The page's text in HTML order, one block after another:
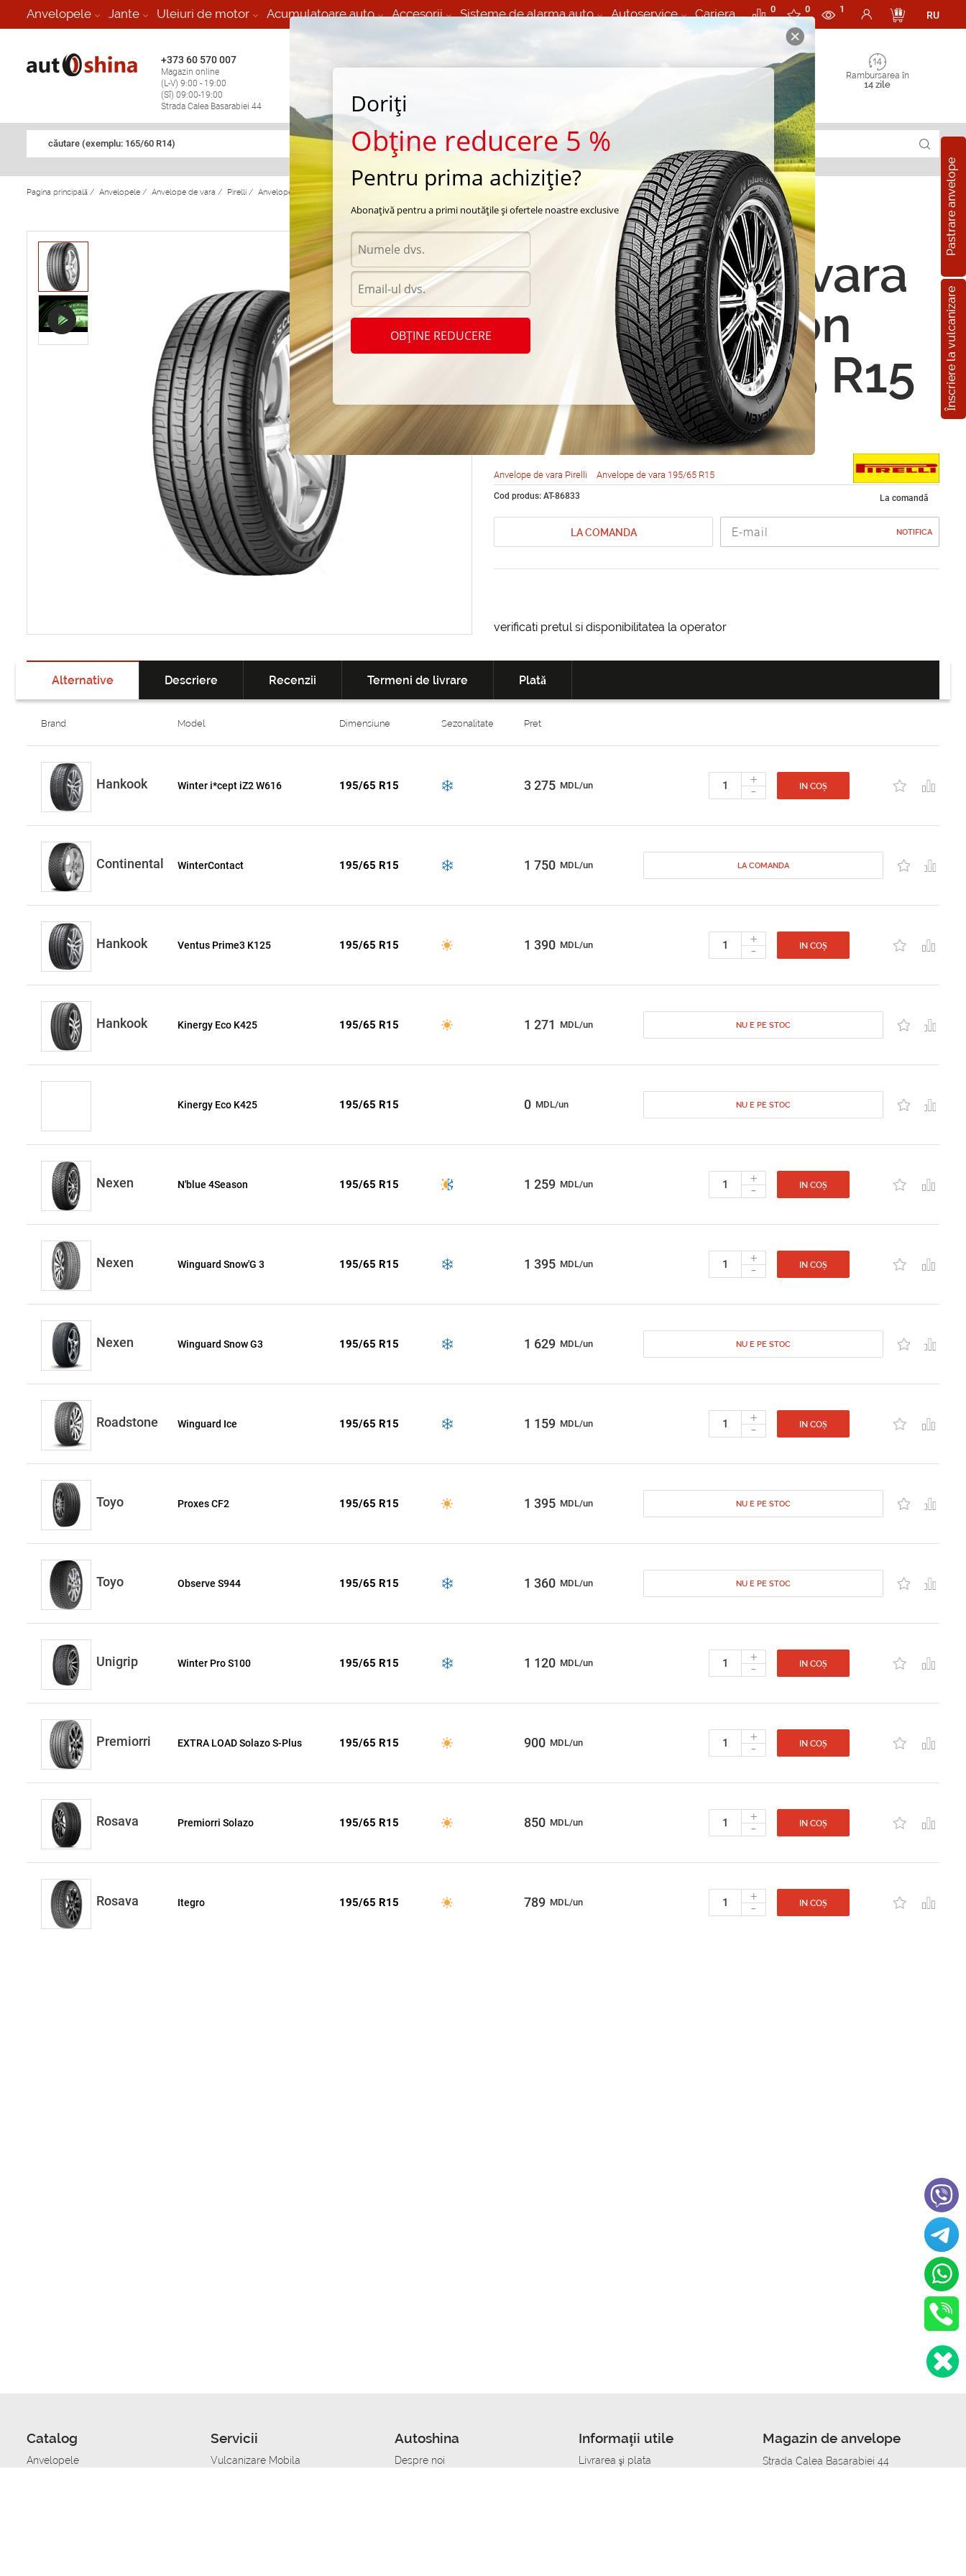
Anvelopele Jante Uleiuri de motor Acumulatoare auto Accesorii Sisteme de alarma auto Autoservice Cariera 0 0 1
RU
+373 60 570 007
Magazin online
(L-V) 9:00 - 19:00
(Sî) 09:00-19:00
Strada Calea Basarabiei 44
Vulcanizare Mobila 24/7 non
Rambursarea în
14 zile
căutare (exemplu: 165/60 R14)
Pastrare anvelope
Înscriere la vulcanizare
Pagina principală / Anvelopele / Anvelope de vara / Pirelli / Anvelope de vara Pirelli Pirelli Scorpion Verde 195/65 R15 91V
Anvelope de vara
Pirelli Scorpion
Verde 195/65 R15
91V
Anvelope de vara Pirelli Anvelope de vara 195/65 R15
Cod produs: AT-86833 La comandă
LA COMANDA NOTIFICA
verificati pretul si disponibilitatea la operator
Alternative Descriere Recenzii Termeni de livrare Plată
Brand Model Dimensiune Sezonalitate Pret
Hankook Winter i*cept iZ2 W616 195/65 R15 3 275 MDL/un +
- IN COȘ
Continental WinterContact 195/65 R15 1 750 MDL/un LA COMANDA
Hankook Ventus Prime3 K125 195/65 R15 1 390 MDL/un +
- IN COȘ
Hankook Kinergy Eco K425 195/65 R15 1 271 MDL/un NU E PE STOC
Kinergy Eco K425 195/65 R15 0 MDL/un NU E PE STOC
Nexen N'blue 4Season 195/65 R15 1 259 MDL/un +
- IN COȘ
Nexen Winguard Snow'G 3 195/65 R15 1 395 MDL/un +
- IN COȘ
Nexen Winguard Snow G3 195/65 R15 1 629 MDL/un NU E PE STOC
Roadstone Winguard Ice 195/65 R15 1 159 MDL/un +
- IN COȘ
Toyo Proxes CF2 195/65 R15 1 395 MDL/un NU E PE STOC
Toyo Observe S944 195/65 R15 1 360 MDL/un NU E PE STOC
Unigrip Winter Pro S100 195/65 R15 1 120 MDL/un +
- IN COȘ
Premiorri EXTRA LOAD Solazo S-Plus 195/65 R15 900 MDL/un +
- IN COȘ
Rosava Premiorri Solazo 195/65 R15 850 MDL/un +
- IN COȘ
Rosava Itegro 195/65 R15 789 MDL/un +
- IN COȘ
Catalog
Anvelopele
Servicii
Vulcanizare Mobila
Autoshina
Despre noi
Informații utile
Livrarea şi plata
Magazin de anvelope
Strada Calea Basarabiei 44
Doriți
Obține reducere 5 %
Pentru prima achiziție?
Abonațivă pentru a primi noutățile și ofertele noastre exclusive
OBȚINE REDUCERE